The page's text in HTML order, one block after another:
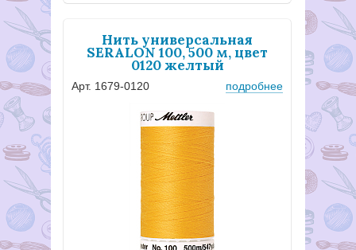
Нить универсальная
SERALON 100, 500 м, цвет
0120 желтый
Арт. 1679-0120 подробнее